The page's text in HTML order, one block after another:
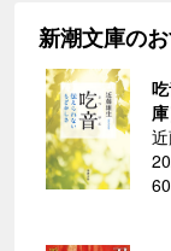
新潮文庫の
庫